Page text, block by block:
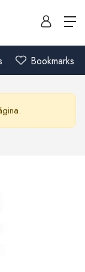
Bookmarks